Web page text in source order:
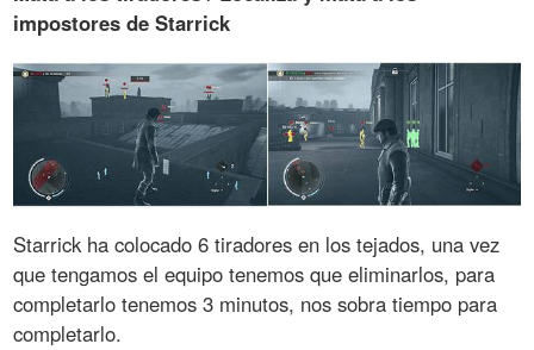
impostores de Starrick
Starrick ha colocado 6 tiradores en los tejados, una vez
que tengamos el equipo tenemos que eliminarlos, para
completarlo tenemos 3 minutos, nos sobra tiempo para
completarlo.